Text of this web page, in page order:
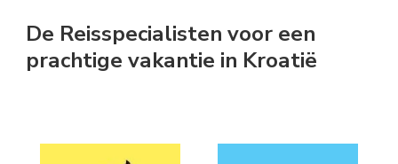
De Reisspecialisten voor een
prachtige vakantie in Kroatië